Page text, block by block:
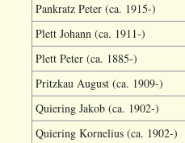
Pankratz Peter (ca. 1915-)
Plett Johann (ca. 1911-)
Plett Peter (ca. 1885-)
Pritzkau August (ca. 1909-)
Quiering Jakob (ca. 1902-)
Quiering Kornelius (ca. 1902-)